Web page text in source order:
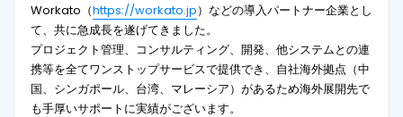
Workato（https://workato.jp）などの導入パートナー企業とし
て、共に急成長を遂げてきました。
プロジェクト管理、コンサルティング、開発、他システムとの連
携等を全てワンストップサービスで提供でき、自社海外拠点（中
国、シンガポール、台湾、マレーシア）があるため海外展開先で
も手厚いサポートに実績がございます。